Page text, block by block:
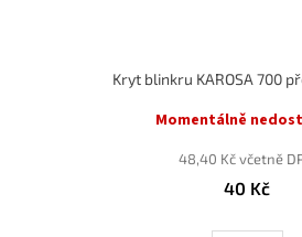
Kryt blinkru KAROSA 700
Momentálně
48,40 Kč včetně
40 Kč